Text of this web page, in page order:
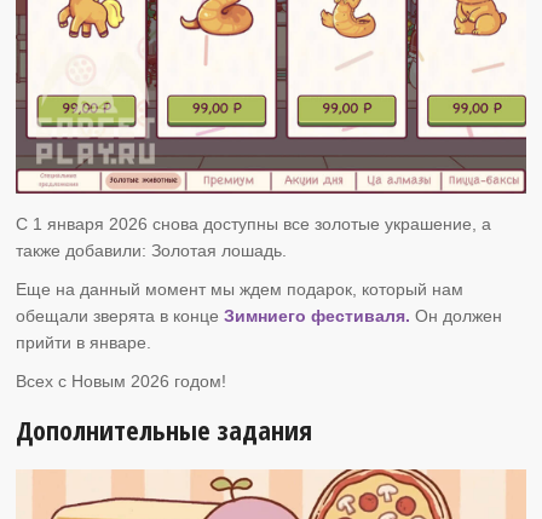
С 1 января 2026 снова доступны все золотые украшение, а
также добавили: Золотая лошадь.
Еще на данный момент мы ждем подарок, который нам
обещали зверята в концеЗимниего фестиваля. Он должен
прийти в январе.
Всех с Новым 2026 годом!
Дополнительные задания